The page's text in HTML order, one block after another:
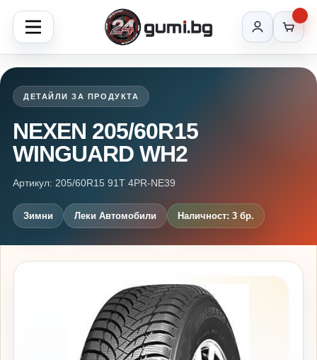
ДЕТАЙЛИ ЗА ПРОДУКТА
NEXEN 205/60R15
WINGUARD WH2
Артикул: 205/60R15 91T 4PR-NE39
Зимни Леки Автомобили Наличност: 3 бр.